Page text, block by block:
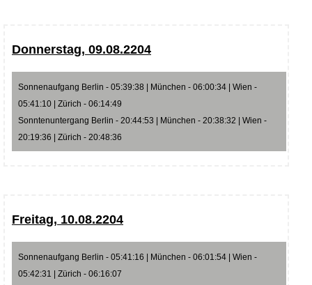
Donnerstag, 09.08.2204
Sonnenaufgang Berlin - 05:39:38 | München - 06:00:34 | Wien -
05:41:10 | Zürich - 06:14:49
Sonntenuntergang Berlin - 20:44:53 | München - 20:38:32 | Wien -
20:19:36 | Zürich - 20:48:36
Freitag, 10.08.2204
Sonnenaufgang Berlin - 05:41:16 | München - 06:01:54 | Wien -
05:42:31 | Zürich - 06:16:07